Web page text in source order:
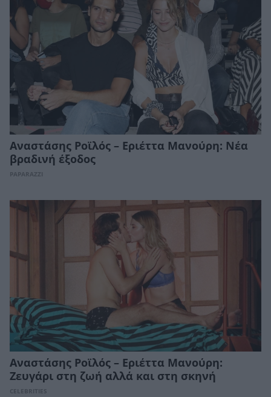
Αναστάσης Ροϊλός – Εριέττα Μανούρη: Νέα
βραδινή έξοδος
PAPARAZZI
Αναστάσης Ροϊλός – Εριέττα Μανούρη:
Ζευγάρι στη ζωή αλλά και στη σκηνή
CELEBRITIES